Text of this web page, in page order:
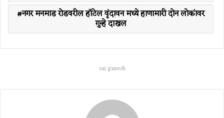
नगर मनमाड रोडवरील हाॅटेल वृंदावन मध्ये हाणामारी दोन लोकांवर
गुन्हे दाखल
sai ganesh